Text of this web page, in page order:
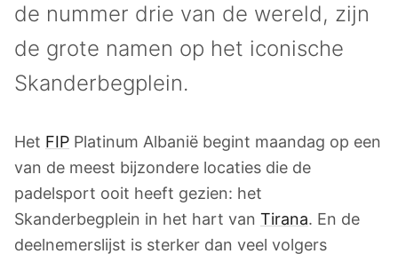
de nummer drie van de wereld, zijn
de grote namen op het iconische
Skanderbegplein.
Het FIP Platinum Albanië begint maandag op een
van de meest bijzondere locaties die de
padelsport ooit heeft gezien: het
Skanderbegplein in het hart van Tirana. En de
deelnemerslijst is sterker dan veel volgers